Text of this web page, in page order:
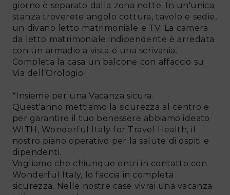
giorno è separato dalla zona notte. In un'unica
stanza troverete angolo cottura, tavolo e sedie,
un divano letto matrimoniale e TV. La camera
da letto matrimoniale indipendente è arredata
con un armadio a vista e una scrivania.
Completa la casa un balcone con affaccio su
Via dell’Orologio.
*Insieme per una Vacanza sicura.
Quest'anno mettiamo la sicurezza al centro e
per garantire il tuo benessere abbiamo ideato
WITH, Wonderful Italy for Travel Health, il
nostro piano operativo per la salute di ospiti e
dipendenti.
Vogliamo che chiunque entri in contatto con
Wonderful Italy, lo faccia in completa
sicurezza. Nelle nostre case vivrai una vacanza